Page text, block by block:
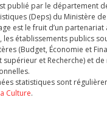
publié par le département
(Deps) du Ministère
est le fruit d’un
les établissements publics
(Budget, Économie et
supérieur et Recherche) et
statistiques sont
Culture.